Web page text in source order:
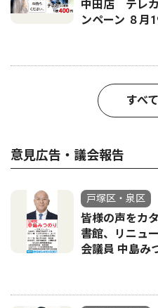
中田店 テレ
ンペーン ８月
すべ
意見広告・議会報告
戸塚区・泉区
皆様の声をカ
書館、リニュ
会議員 中島み